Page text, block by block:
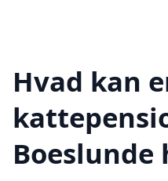
Hvad kan